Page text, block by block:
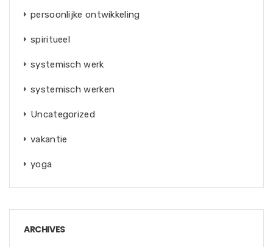
persoonlijke ontwikkeling
spiritueel
systemisch werk
systemisch werken
Uncategorized
vakantie
yoga
ARCHIVES